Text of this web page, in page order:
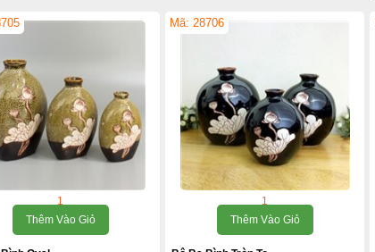
1
Thêm Vào Giỏ
Mã: 28706
1
Thêm Vào Giỏ